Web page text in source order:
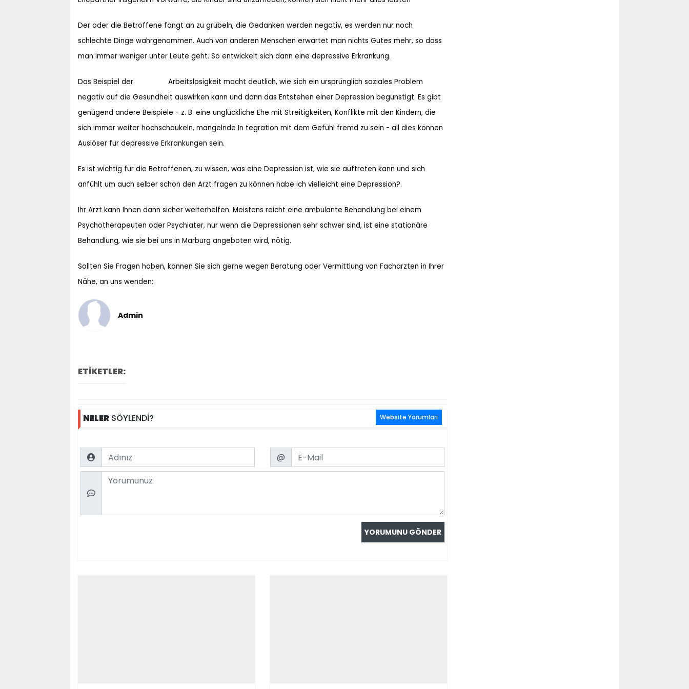
Der oder die Betroffene fängt an zu grübeln, die Gedanken werden negativ, es werden nur noch
schlechte Dinge wahrgenommen. Auch von anderen Menschen erwartet man nichts Gutes mehr, so dass
man immer weniger unter Leute geht. So entwickelt sich dann eine depressive Erkrankung.
Das Beispiel der Arbeitslosigkeit macht deutlich, wie sich ein ursprünglich soziales Problem
negativ auf die Gesundheit auswirken kann und dann das Entstehen einer Depression begünstigt. Es gibt
genügend andere Beispiele - z. B. eine unglückliche Ehe mit Streitigkeiten, Konflikte mit den Kindern, die
sich immer weiter hochschaukeln, mangelnde In tegration mit dem Gefühl fremd zu sein - all dies können
Auslöser für depressive Erkrankungen sein.
Es ist wichtig für die Betroffenen, zu wissen, was eine Depression ist, wie sie auftreten kann und sich
anfühlt um auch selber schon den Arzt fragen zu können habe ich vielleicht eine Depression?.
Ihr Arzt kann Ihnen dann sicher weiterhelfen. Meistens reicht eine ambulante Behandlung bei einem
Psychotherapeuten oder Psychiater, nur wenn die Depressionen sehr schwer sind, ist eine stationäre
Behandlung, wie sie bei uns in Marburg angeboten wird, nötig.
Sollten Sie Fragen haben, können Sie sich gerne wegen Beratung oder Vermittlung von Fachärzten in Ihrer
Nähe, an uns wenden:
Admin
ETİKETLER:
NELERSÖYLENDİ? Website Yorumları
Name Email
@
Comment